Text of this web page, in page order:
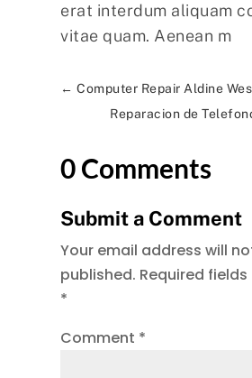
erat interdum aliquam
vitae quam. Aenean m
←Computer Repair Aldine
Reparacion de
0 Comments
Submit a Comment
Your email address will
published. Required
*
Comment *